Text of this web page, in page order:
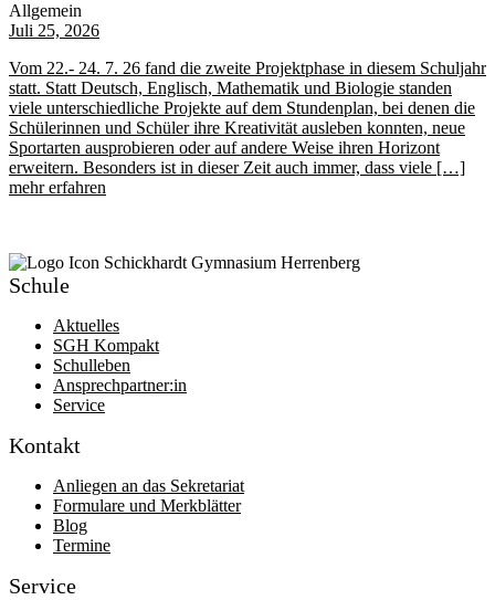
Allgemein
Juli 25, 2026
Vom 22.- 24. 7. 26 fand die zweite Projektphase in diesem Schuljahr
statt. Statt Deutsch, Englisch, Mathematik und Biologie standen
viele unterschiedliche Projekte auf dem Stundenplan, bei denen die
Schülerinnen und Schüler ihre Kreativität ausleben konnten, neue
Sportarten ausprobieren oder auf andere Weise ihren Horizont
erweitern. Besonders ist in dieser Zeit auch immer, dass viele […]
mehr erfahren
Schule
Aktuelles
SGH Kompakt
Schulleben
Ansprechpartner:in
Service
Kontakt
Anliegen an das Sekretariat
Formulare und Merkblätter
Blog
Termine
Service